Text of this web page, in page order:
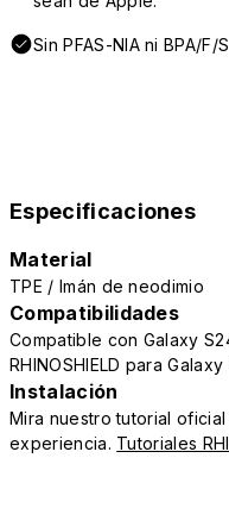
Sin PFAS-NIA ni BPA/F/S
Especificaciones
Material
TPE / Imán de neodimio
Compatibilidades
Compatible con Galaxy
RHINOSHIELD para Galaxy
Instalación
Mira nuestro tutorial
experiencia. Tutoriales